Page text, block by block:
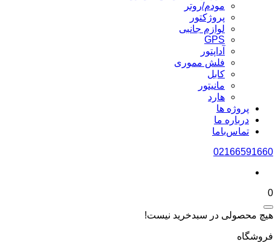
مودم/روتر
پروژکتور
لوازم جانبی
GPS
آداپتور
فلش مموری
کابل
مانیتور
هارد
پروژه ها
درباره ما
تماس‌باما
02166591660
0
هیچ محصولی در سبدخرید نیست!
فروشگاه